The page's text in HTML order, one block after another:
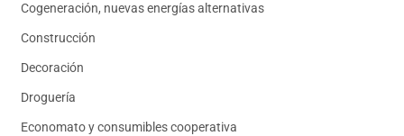
Cogeneración, nuevas energías alternativas
Construcción
Decoración
Droguería
Economato y consumibles cooperativa